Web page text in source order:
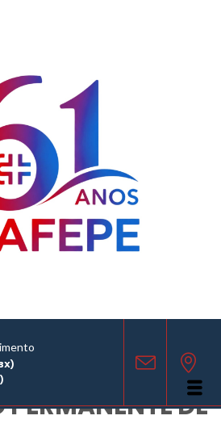
PERMANENTE DE LICITAÇÃO - CPL - SEI Nº
2024-51
–
DE